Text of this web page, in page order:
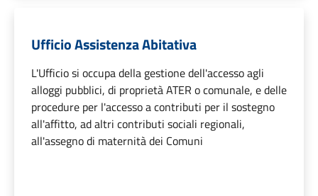
Ufficio Assistenza Abitativa
L'Ufficio si occupa della gestione dell'accesso agli
alloggi pubblici, di proprietà ATER o comunale, e delle
procedure per l'accesso a contributi per il sostegno
all'affitto, ad altri contributi sociali regionali,
all'assegno di maternità dei Comuni